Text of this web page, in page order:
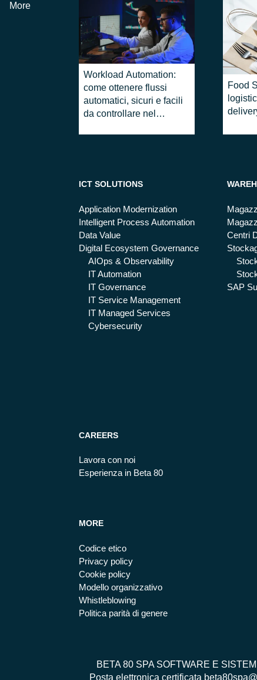
More
Workload Automation:
come ottenere flussi
automatici, sicuri e facili
da controllare nel
Food
ICT SOLUTIONS
Application Modernization
Intelligent Process Automation
Data Value
Digital Ecosystem Governance
AIOps & Observability
IT Automation
IT Governance
IT Service Management
IT Managed Services
Cybersecurity
Centri
SAP
CAREERS
Lavora con noi
Esperienza in Beta 80
MORE
Codice etico
Privacy policy
Cookie policy
Modello organizzativo
Whistleblowing
Politica parità di genere
BETA 80 SPA SOFTWARE E
Posta elettronica certificata